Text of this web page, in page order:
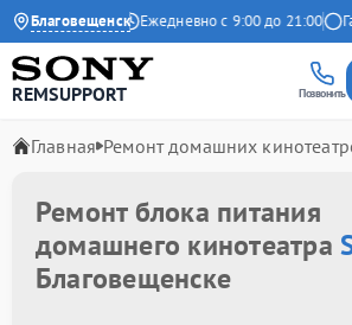
Благовещенск
4.9 на Яндекс Ежедневно с 9:00 до 21:00
REMSUPPORT Позвонить
Главная Ремонт домашних
Ремонт блока питания
домашнего кинотеатра
Благовещенске